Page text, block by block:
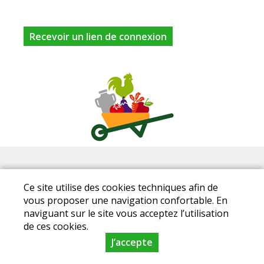
05 49 52 41 78 Facebook
Mentions légales |Conditions Générales de Ventes
Protection des données personnelles
© Copyright 2023 - Plaisirs fermiers - Tous droits réservés
- Conception :Sarl Dynapse
Ce site utilise des cookies techniques afin de
vous proposer une navigation confortable. En
naviguant sur le site vous acceptez l’utilisation
de ces cookies.
J’accepte